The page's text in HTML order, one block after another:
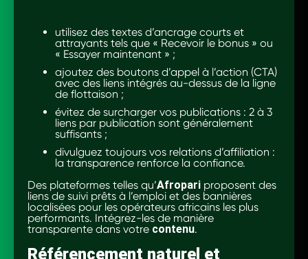
utilisez des textes d’ancrage courts et
attrayants tels que « Recevoir le bonus » ou
« Essayer maintenant » ;
ajoutez des boutons d’appel à l’action (CTA)
avec des liens intégrés au-dessus de la ligne
de flottaison ;
évitez de surcharger vos publications : 2 à 3
liens par publication sont généralement
suffisants ;
divulguez toujours vos relations d’affiliation :
la transparence renforce la confiance.
Des plateformes telles qu’Afropari proposent des
liens de suivi prêts à l’emploi et des bannières
localisées pour les opérateurs africains les plus
performants. Intégrez-les de manière
transparente dans votre contenu.
Référencement naturel et